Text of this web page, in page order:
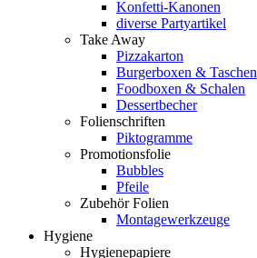
Konfetti-Kanonen
diverse Partyartikel
Take Away
Pizzakarton
Burgerboxen & Taschen
Foodboxen & Schalen
Dessertbecher
Folienschriften
Piktogramme
Promotionsfolie
Bubbles
Pfeile
Zubehör Folien
Montagewerkzeuge
Hygiene
Hygienepapiere